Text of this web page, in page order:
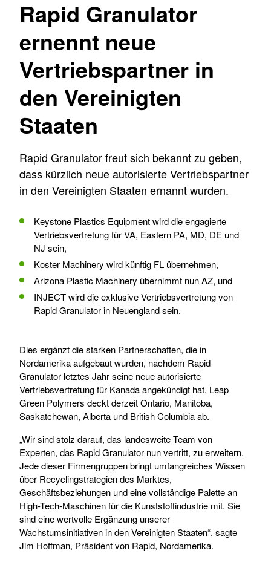
Rapid Granulator
ernennt neue
Vertriebspartner in
den Vereinigten
Staaten
Rapid Granulator freut sich bekannt zu geben,
dass kürzlich neue autorisierte Vertriebspartner
in den Vereinigten Staaten ernannt wurden.
Keystone Plastics Equipment wird die engagierte
Vertriebsvertretung für VA, Eastern PA, MD, DE und
NJ sein,
Koster Machinery wird künftig FL übernehmen,
Arizona Plastic Machinery übernimmt nun AZ, und
INJECT wird die exklusive Vertriebsvertretung von
Rapid Granulator in Neuengland sein.
Dies ergänzt die starken Partnerschaften, die in
Nordamerika aufgebaut wurden, nachdem Rapid
Granulator letztes Jahr seine neue autorisierte
Vertriebsvertretung für Kanada angekündigt hat. Leap
Green Polymers deckt derzeit Ontario, Manitoba,
Saskatchewan, Alberta und British Columbia ab.
„Wir sind stolz darauf, das landesweite Team von
Experten, das Rapid Granulator nun vertritt, zu erweitern.
Jede dieser Firmengruppen bringt umfangreiches Wissen
über Recyclingstrategien des Marktes,
Geschäftsbeziehungen und eine vollständige Palette an
High-Tech-Maschinen für die Kunststoffindustrie mit. Sie
sind eine wertvolle Ergänzung unserer
Wachstumsinitiativen in den Vereinigten Staaten“, sagte
Jim Hoffman, Präsident von Rapid, Nordamerika.